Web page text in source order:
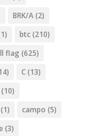
BRK/A(2)
btc(210)
flag (625)
C(13)
(10)
(1) campo (5)
(3)